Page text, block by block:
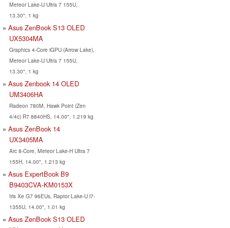
Meteor Lake-U Ultra 7 155U,
13.30", 1 kg
Asus ZenBook S13 OLED
UX5304MA
Graphics 4-Core iGPU (Arrow Lake),
Meteor Lake-U Ultra 7 155U,
13.30", 1 kg
Asus Zenbook 14 OLED
UM3406HA
Radeon 780M, Hawk Point (Zen
4/4c) R7 8840HS, 14.00", 1.219 kg
Asus ZenBook 14
UX3405MA
Arc 8-Core, Meteor Lake-H Ultra 7
155H, 14.00", 1.213 kg
Asus ExpertBook B9
B9403CVA-KM0153X
Iris Xe G7 96EUs, Raptor Lake-U i7-
1355U, 14.00", 1.01 kg
Asus ZenBook S13 OLED